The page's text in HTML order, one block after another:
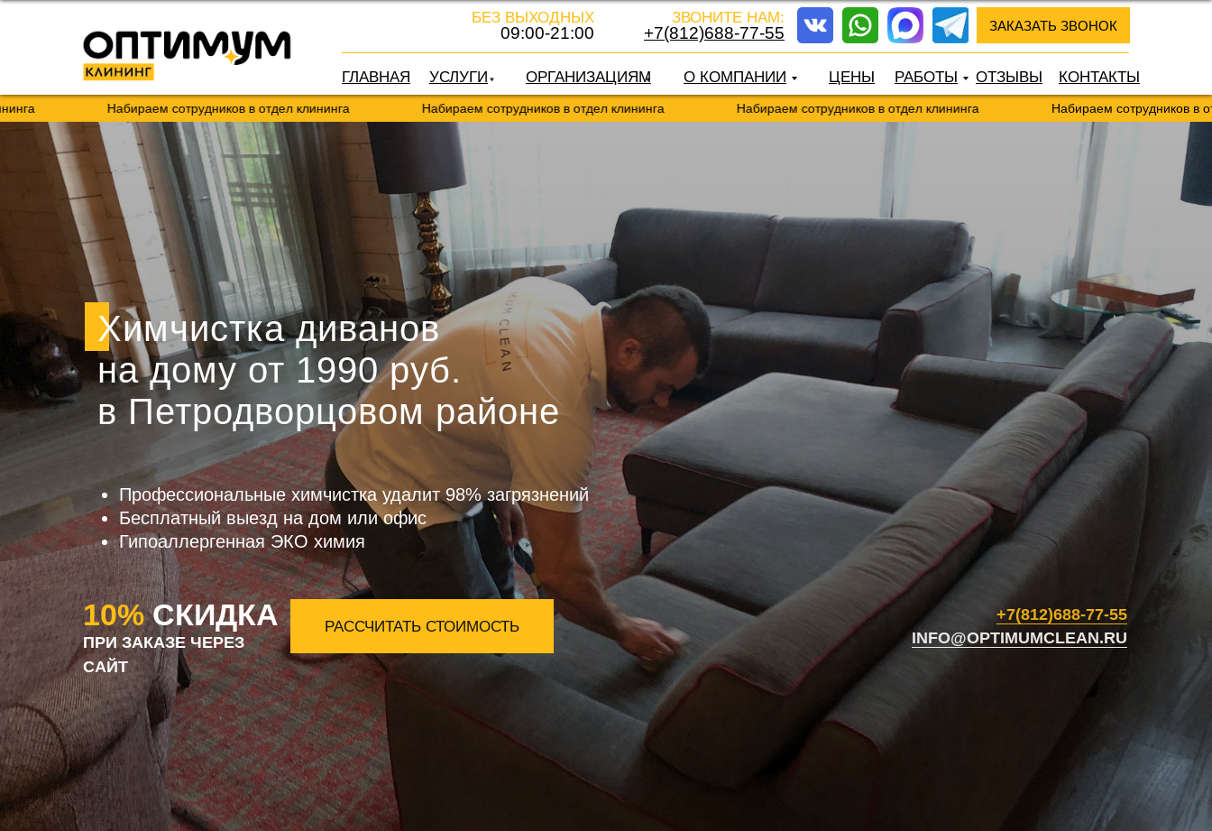
УСЛУГИ
ЗАКАЗАТЬ ЗВОНОК
ГЛАВНАЯ ОРГАНИЗАЦИЯМ ЦЕНЫ РАБОТЫ КОНТАКТЫ
О КОМПАНИИ ОТЗЫВЫ
ЗВОНИТЕ НАМ:
+7(812)688-77-55
БЕЗ ВЫХОДНЫХ
09:00-21:00
Набираем сотрудников в отдел клининга Набираем сотрудников в отдел клининга Набираем сотрудников в отдел клининга Набираем сотрудников в отдел
Химчистка диванов
на дому от 1990 руб.
в Петродворцовом районе
РАССЧИТАТЬ СТОИМОСТЬ
ПРИ ЗАКАЗЕ ЧЕРЕЗ
САЙТ
Профессиональные химчистка удалит 98% загрязнений
Бесплатный выезд на дом или офис
Гипоаллергенная ЭКО химия
10%СКИДКА
+7(812)688-77-55
INFO@OPTIMUMCLEAN.RU